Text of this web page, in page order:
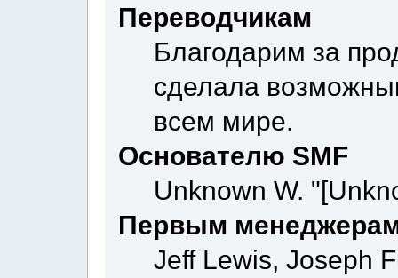
Переводчикам
Благодарим за
сделала
всем мире.
Основателю SMF
Unknown W.
Первым
Jeff Lewis, Joseph